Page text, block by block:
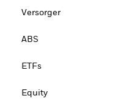
Versorger
ABS
ETFs
Equity